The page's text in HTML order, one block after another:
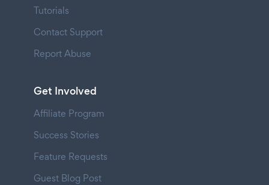
Tutorials
Contact Support
Report Abuse
Get Involved
Affiliate Program
Success Stories
Feature Requests
Guest Blog Post